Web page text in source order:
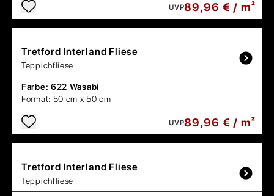
UVP89,96 € / m²
Tretford Interland Fliese
Teppichfliese
Farbe: 622 Wasabi
Format: 50 cm x 50 cm
UVP89,96 € / m²
Tretford Interland Fliese
Teppichfliese